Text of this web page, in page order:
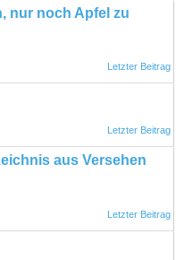
nur noch Apfel zu
aus Versehen